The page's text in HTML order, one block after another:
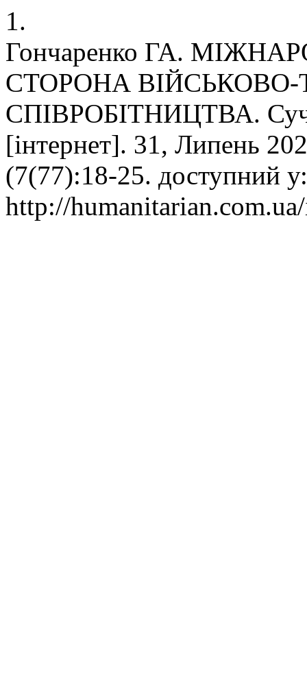
1.
Гончаренко ГА.
СТОРОНА
СПІВРОБІТНИЦТВА.
[інтернет]. 31, Липень
(7(77):18-25. доступний у:
http://